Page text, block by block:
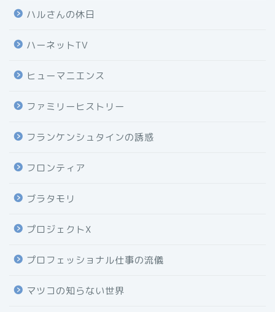
ハルさんの休日
ハーネットTV
ヒューマニエンス
ファミリーヒストリー
フランケンシュタインの誘惑
フロンティア
ブラタモリ
プロジェクトX
プロフェッショナル仕事の流儀
マツコの知らない世界